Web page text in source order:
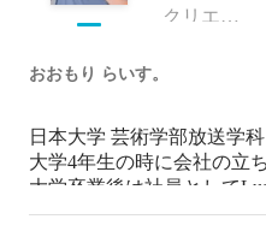
クリエイティブディレクター
おおもり らいす。
日本大学 芸術学部放送学
大学4年生の時に会社の立
大学卒業後は社員として
エンタメ系のチャンネルや